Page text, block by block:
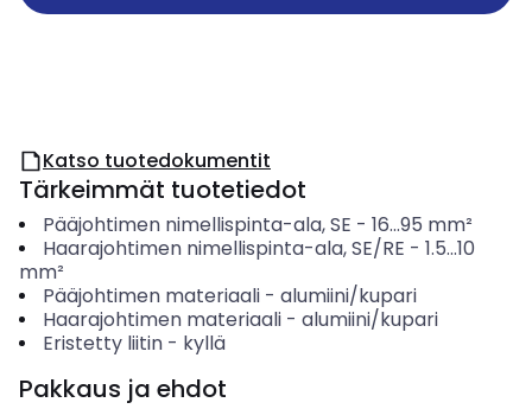
Katso tuotedokumentit
Tärkeimmät tuotetiedot
Pääjohtimen nimellispinta-ala, SE - 16...95 mm²
Haarajohtimen nimellispinta-ala, SE/RE - 1.5...10
mm²
Pääjohtimen materiaali- alumiini/kupari
Haarajohtimen materiaali- alumiini/kupari
Eristetty liitin- kyllä
Pakkaus ja ehdot